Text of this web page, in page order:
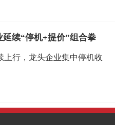
续“停机+提价”组合拳
上行，龙头企业集中停机收